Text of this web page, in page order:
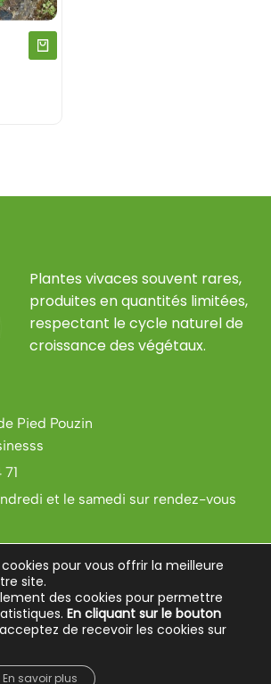
Plantes vivaces souvent rares,
produites en quantités limitées,
respectant le cycle naturel de
croissance des végétaux.
Pied Pouzin
et le samedi sur rendez-vous
pour vous offrir la meilleure
site.
des cookies pour permettre
En cliquant sur le bouton
de recevoir les cookies sur
En savoir plus